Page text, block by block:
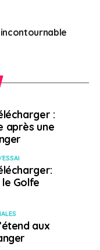
Australie
australiennes
en Australie
de
sont
ouvert
ainsi qu’à
:
après une
le Golfe
aux